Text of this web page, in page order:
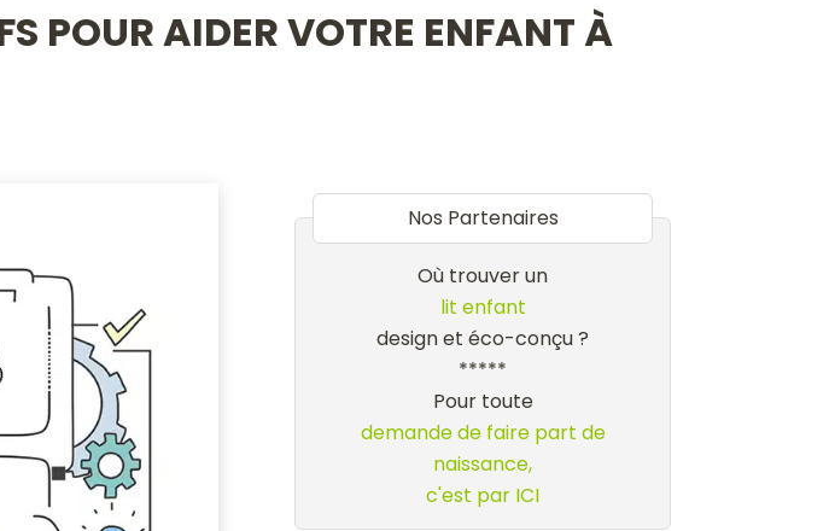
POUR AIDER VOTRE ENFANT À
Nos Partenaires
Où trouver un
lit enfant
design et éco-conçu ?
*****
Pour toute
demande de faire part de
naissance,
c'est par ICI